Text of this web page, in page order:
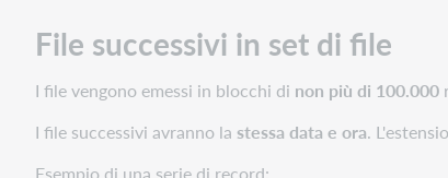
File successivi in set di file
I file vengono emessi in blocchi di non più di 100.000
I file successivi avranno la stessa data e ora.
Esempio di una serie di record: